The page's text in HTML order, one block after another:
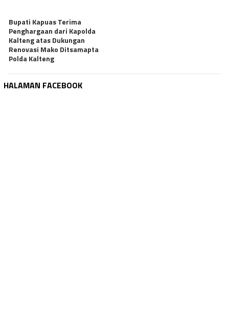
Bupati Kapuas Terima
Penghargaan dari Kapolda
Kalteng atas Dukungan
Renovasi Mako Ditsamapta
Polda Kalteng
HALAMAN FACEBOOK